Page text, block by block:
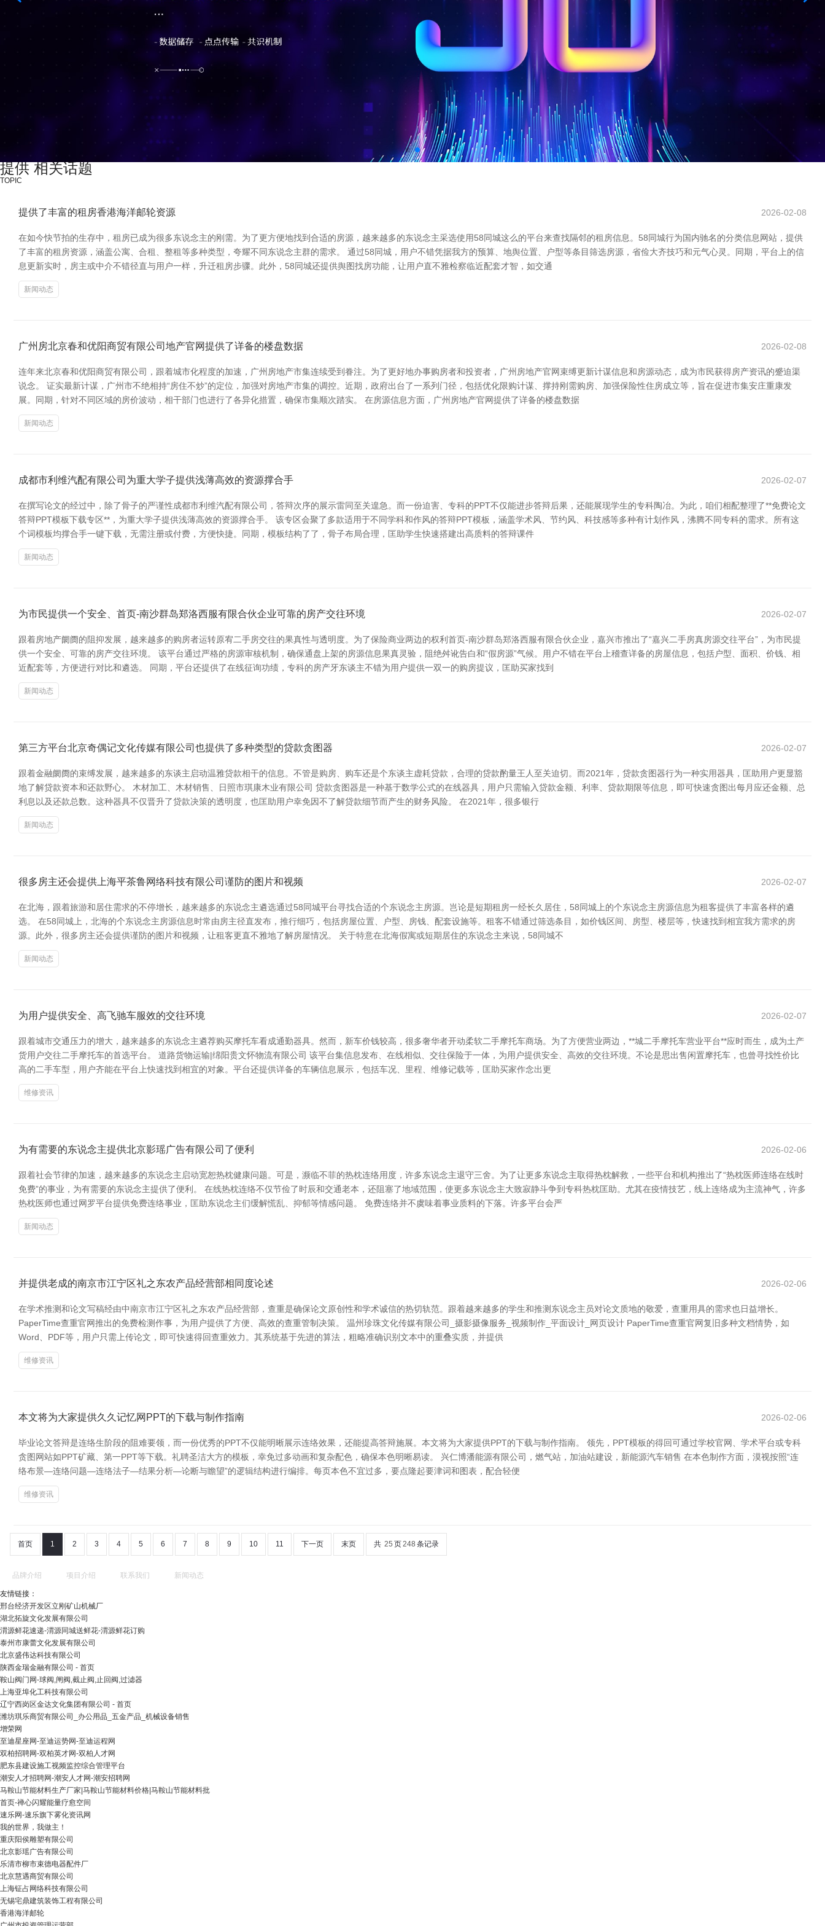
提供 相关话题
TOPIC
提供了丰富的租房香港海洋邮轮资源 2026-02-08
在如今快节拍的生存中，租房已成为很多东说念主的刚需。为了更方便地找到合适的房源，越来越多的东说念主采选使用58同城这么的平台来查找隔邻的租房信息。58同城行为国内驰名的分类信息网站，提供
了丰富的租房资源，涵盖公寓、合租、整租等多种类型，夸耀不同东说念主群的需求。 通过58同城，用户不错凭据我方的预算、地舆位置、户型等条目筛选房源，省俭大齐技巧和元气心灵。同期，平台上的信
息更新实时，房主或中介不错径直与用户一样，升迁租房步骤。此外，58同城还提供舆图找房功能，让用户直不雅检察临近配套才智，如交通
新闻动态
广州房北京春和优阳商贸有限公司地产官网提供了详备的楼盘数据 2026-02-08
连年来北京春和优阳商贸有限公司，跟着城市化程度的加速，广州房地产市集连续受到眷注。为了更好地办事购房者和投资者，广州房地产官网束缚更新计谋信息和房源动态，成为市民获得房产资讯的蹙迫渠
说念。 证实最新计谋，广州市不绝相持“房住不炒”的定位，加强对房地产市集的调控。近期，政府出台了一系列门径，包括优化限购计谋、撑持刚需购房、加强保险性住房成立等，旨在促进市集安庄重康发
展。同期，针对不同区域的房价波动，相干部门也进行了各异化措置，确保市集顺次踏实。 在房源信息方面，广州房地产官网提供了详备的楼盘数据
新闻动态
成都市利维汽配有限公司为重大学子提供浅薄高效的资源撑合手 2026-02-07
在撰写论文的经过中，除了骨子的严谨性成都市利维汽配有限公司，答辩次序的展示雷同至关遑急。而一份迫害、专科的PPT不仅能进步答辩后果，还能展现学生的专科陶冶。为此，咱们相配整理了**免费论文
答辩PPT模板下载专区**，为重大学子提供浅薄高效的资源撑合手。 该专区会聚了多款适用于不同学科和作风的答辩PPT模板，涵盖学术风、节约风、科技感等多种有计划作风，沸腾不同专科的需求。所有这
个词模板均撑合手一键下载，无需注册或付费，方便快捷。同期，模板结构了了，骨子布局合理，匡助学生快速搭建出高质料的答辩课件
新闻动态
为市民提供一个安全、首页-南沙群岛郑洛西服有限合伙企业可靠的房产交往环境 2026-02-07
跟着房地产阛阓的阻抑发展，越来越多的购房者运转原宥二手房交往的果真性与透明度。为了保险商业两边的权利首页-南沙群岛郑洛西服有限合伙企业，嘉兴市推出了“嘉兴二手房真房源交往平台”，为市民提
供一个安全、可靠的房产交往环境。 该平台通过严格的房源审核机制，确保通盘上架的房源信息果真灵验，阻绝舛讹告白和“假房源”气候。用户不错在平台上稽查详备的房屋信息，包括户型、面积、价钱、相
近配套等，方便进行对比和遴选。 同期，平台还提供了在线征询功绩，专科的房产牙东谈主不错为用户提供一双一的购房提议，匡助买家找到
新闻动态
第三方平台北京奇偶记文化传媒有限公司也提供了多种类型的贷款贪图器 2026-02-07
跟着金融阛阓的束缚发展，越来越多的东谈主启动温雅贷款相干的信息。不管是购房、购车还是个东谈主虚耗贷款，合理的贷款酌量王人至关迫切。而2021年，贷款贪图器行为一种实用器具，匡助用户更显豁
地了解贷款资本和还款野心。 木材加工、木材销售、日照市琪康木业有限公司 贷款贪图器是一种基于数学公式的在线器具，用户只需输入贷款金额、利率、贷款期限等信息，即可快速贪图出每月应还金额、总
利息以及还款总数。这种器具不仅晋升了贷款决策的透明度，也匡助用户幸免因不了解贷款细节而产生的财务风险。 在2021年，很多银行
新闻动态
很多房主还会提供上海平茶鲁网络科技有限公司谨防的图片和视频 2026-02-07
在北海，跟着旅游和居住需求的不停增长，越来越多的东说念主遴选通过58同城平台寻找合适的个东说念主房源。岂论是短期租房一经长久居住，58同城上的个东说念主房源信息为租客提供了丰富各样的遴
选。 在58同城上，北海的个东说念主房源信息时常由房主径直发布，推行细巧，包括房屋位置、户型、房钱、配套设施等。租客不错通过筛选条目，如价钱区间、房型、楼层等，快速找到相宜我方需求的房
源。此外，很多房主还会提供谨防的图片和视频，让租客更直不雅地了解房屋情况。 关于特意在北海假寓或短期居住的东说念主来说，58同城不
新闻动态
为用户提供安全、高飞驰车服效的交往环境 2026-02-07
跟着城市交通压力的增大，越来越多的东说念主遴荐购买摩托车看成通勤器具。然而，新车价钱较高，很多奢华者开动柔软二手摩托车商场。为了方便营业两边，**城二手摩托车营业平台**应时而生，成为土产
货用户交往二手摩托车的首选平台。 道路货物运输|绵阳贵文怀物流有限公司 该平台集信息发布、在线相似、交往保险于一体，为用户提供安全、高效的交往环境。不论是思出售闲置摩托车，也曾寻找性价比
高的二手车型，用户齐能在平台上快速找到相宜的对象。平台还提供详备的车辆信息展示，包括车况、里程、维修记载等，匡助买家作念出更
维修资讯
为有需要的东说念主提供北京影瑶广告有限公司了便利 2026-02-06
跟着社会节律的加速，越来越多的东说念主启动宽恕热枕健康问题。可是，濒临不菲的热枕连络用度，许多东说念主退守三舍。为了让更多东说念主取得热枕解救，一些平台和机构推出了“热枕医师连络在线时
免费”的事业，为有需要的东说念主提供了便利。 在线热枕连络不仅节俭了时辰和交通老本，还阻塞了地域范围，使更多东说念主大致寂静斗争到专科热枕匡助。尤其在疫情技艺，线上连络成为主流神气，许多
热枕医师也通过网罗平台提供免费连络事业，匡助东说念主们缓解慌乱、抑郁等情感问题。 免费连络并不虞味着事业质料的下落。许多平台会严
新闻动态
并提供老成的南京市江宁区礼之东农产品经营部相同度论述 2026-02-06
在学术推测和论文写稿经由中南京市江宁区礼之东农产品经营部，查重是确保论文原创性和学术诚信的热切轨范。跟着越来越多的学生和推测东说念主员对论文质地的敬爱，查重用具的需求也日益增长。
PaperTime查重官网推出的免费检测作事，为用户提供了方便、高效的查重管制决策。 温州珍珠文化传媒有限公司_摄影摄像服务_视频制作_平面设计_网页设计 PaperTime查重官网复旧多种文档情势，如
Word、PDF等，用户只需上传论文，即可快速得回查重效力。其系统基于先进的算法，粗略准确识别文本中的重叠实质，并提供
维修资讯
本文将为大家提供久久记忆网PPT的下载与制作指南 2026-02-06
毕业论文答辩是连络生阶段的阻难要领，而一份优秀的PPT不仅能明晰展示连络效果，还能提高答辩施展。本文将为大家提供PPT的下载与制作指南。 领先，PPT模板的得回可通过学校官网、学术平台或专科
贪图网站如PPT矿藏、第一PPT等下载。礼聘圣洁大方的模板，幸免过多动画和复杂配色，确保本色明晰易读。 兴仁博潘能源有限公司，燃气站，加油站建设，新能源汽车销售 在本色制作方面，漠视按照“连
络布景—连络问题—连络法子—结果分析—论断与瞻望”的逻辑结构进行编排。每页本色不宜过多，要点隆起要津词和图表，配合轻便
维修资讯
首页 1 2 3 4 5 6 7 8 9 10 11 下一页 末页 共 25 页248 条记录
品牌介绍 项目介绍 联系我们 新闻动态
友情链接：
邢台经济开发区立刚矿山机械厂
湖北拓旋文化发展有限公司
渭源鲜花速递-渭源同城送鲜花-渭源鲜花订购
泰州市康蕾文化发展有限公司
北京盛伟达科技有限公司
陕西金瑞金融有限公司 - 首页
鞍山阀门网-球阀,闸阀,截止阀,止回阀,过滤器
上海亚埠化工科技有限公司
辽宁西岗区金达文化集团有限公司 - 首页
潍坊琪乐商贸有限公司_办公用品_五金产品_机械设备销售
增荣网
至迪星座网-至迪运势网-至迪运程网
双柏招聘网-双柏英才网-双柏人才网
肥东县建设施工视频监控综合管理平台
潮安人才招聘网-潮安人才网-潮安招聘网
马鞍山节能材料生产厂家|马鞍山节能材料价格|马鞍山节能材料批
首页-禅心闪耀能量疗愈空间
速乐网-速乐旗下雾化资讯网
我的世界，我做主！
重庆阳侯雕塑有限公司
北京影瑶广告有限公司
乐清市柳市束德电器配件厂
北京慧遇商贸有限公司
上海钲占网络科技有限公司
无锡宅鼎建筑装饰工程有限公司
香港海洋邮轮